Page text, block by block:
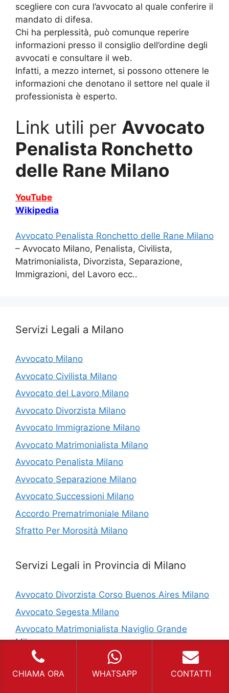
scegliere con cura l’avvocato al quale conferire il
mandato di difesa.
Chi ha perplessità, può comunque reperire
informazioni presso il consiglio dell’ordine degli
avvocati e consultare il web.
Infatti, a mezzo internet, si possono ottenere le
informazioni che denotano il settore nel quale il
professionista è esperto.
Link utili per Avvocato
Penalista Ronchetto
delle Rane Milano
YouTube
Wikipedia
Avvocato Penalista Ronchetto delle Rane Milano
– Avvocato Milano, Penalista, Civilista,
Matrimonialista, Divorzista, Separazione,
Immigrazioni, del Lavoro ecc..
Servizi Legali a Milano
Avvocato Milano
Avvocato Civilista Milano
Avvocato del Lavoro Milano
Avvocato Divorzista Milano
Avvocato Immigrazione Milano
Avvocato Matrimonialista Milano
Avvocato Penalista Milano
Avvocato Separazione Milano
Avvocato Successioni Milano
Accordo Prematrimoniale Milano
Sfratto Per Morosità Milano
Servizi Legali in Provincia di Milano
Avvocato Divorzista Corso Buenos Aires Milano
Avvocato Segesta Milano
Avvocato Matrimonialista Naviglio Grande
Milano
Accordo Prematrimoniale Corso Sempione
Milano
CHIAMA ORA WHATSAPP CONTATTI